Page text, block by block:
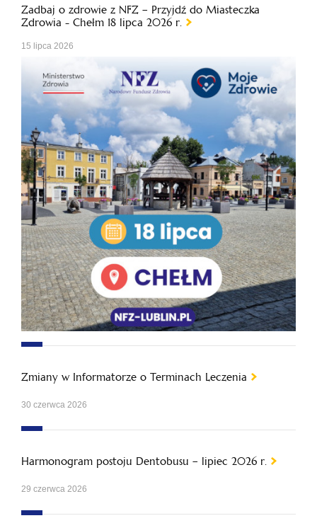
Zadbaj o zdrowie z NFZ – Przyjdź do Miasteczka
Zdrowia - Chełm 18 lipca 2026 r.
15 lipca 2026
Zmiany w Informatorze o Terminach Leczenia
30 czerwca 2026
Harmonogram postoju Dentobusu – lipiec 2026 r.
29 czerwca 2026